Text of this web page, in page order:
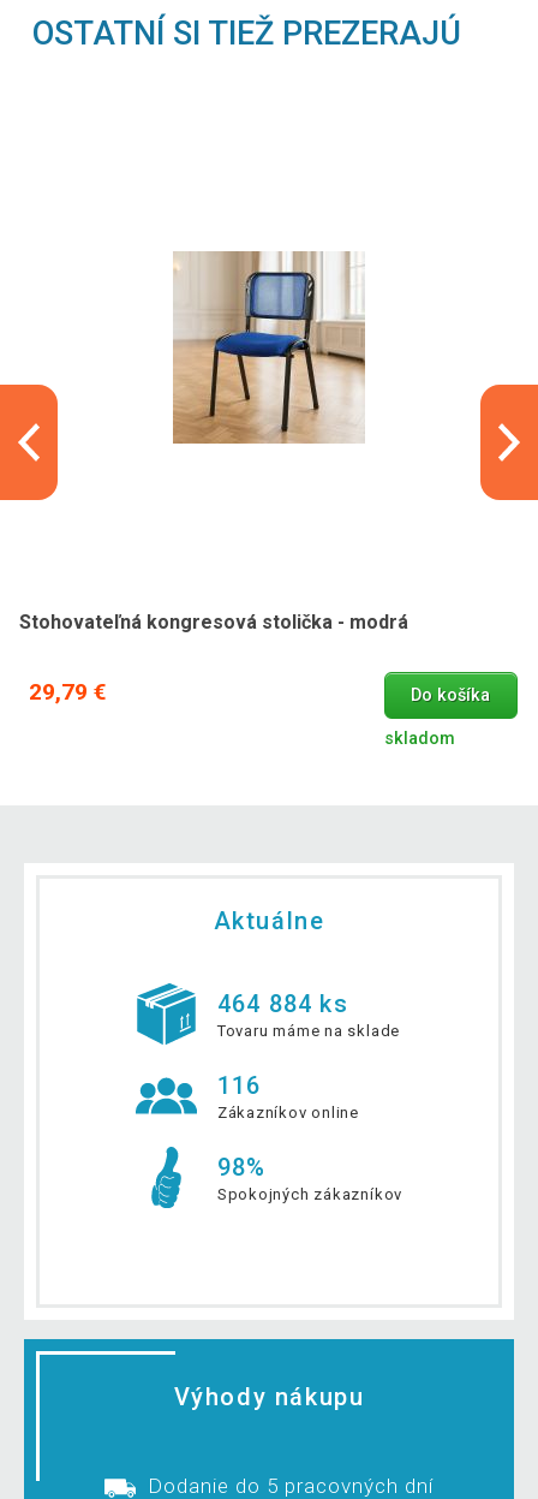
OSTATNÍ SI TIEŽ PREZERAJÚ
Stohovateľná kongresová stolička - modrá
29,79 € Do košíka
skladom
Aktuálne
464 884 ks
Tovaru máme na sklade
116
Zákazníkov online
98%
Spokojných zákazníkov
Výhody nákupu
Dodanie do 5 pracovných dní